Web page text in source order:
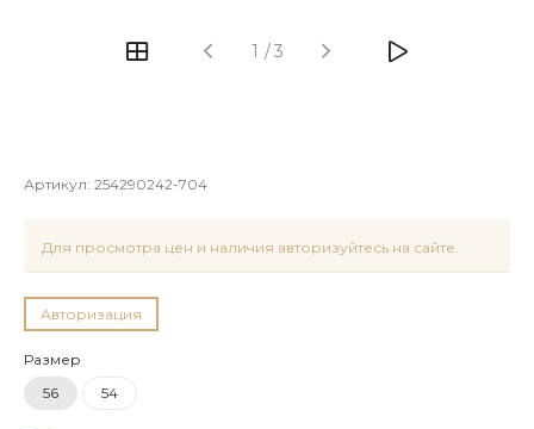
1 /3
Артикул: 254290242-704
Для просмотра цен и наличия авторизуйтесь на сайте.
Авторизация
Размер
56
54